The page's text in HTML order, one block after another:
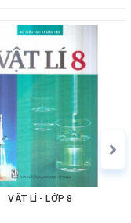
VẬT LÍ - LỚP 8